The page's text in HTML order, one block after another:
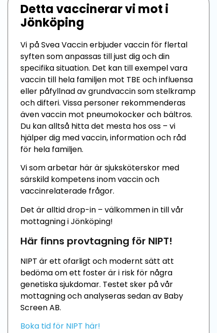
Detta vaccinerar vi mot i
Jönköping
Vi på Svea Vaccin erbjuder vaccin för flertal
syften som anpassas till just dig och din
specifika situation. Det kan till exempel vara
vaccin till hela familjen mot TBE och influensa
eller påfyllnad av grundvaccin som stelkramp
och difteri. Vissa personer rekommenderas
även vaccin mot pneumokocker och bältros.
Du kan alltså hitta det mesta hos oss – vi
hjälper dig med vaccin, information och råd
för hela familjen.
Vi som arbetar här är sjuksköterskor med
särskild kompetens inom vaccin och
vaccinrelaterade frågor.
Det är alltid drop-in – välkommen in till vår
mottagning i Jönköping!
Här finns provtagning för NIPT!
NIPT är ett ofarligt och modernt sätt att
bedöma om ett foster är i risk för några
genetiska sjukdomar. Testet sker på vår
mottagning och analyseras sedan av Baby
Screen AB.
Boka tid för NIPT här!